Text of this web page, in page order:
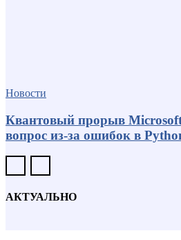
Новости
Квантовый прорыв
вопрос из-за ошибок в
АКТУАЛЬНО